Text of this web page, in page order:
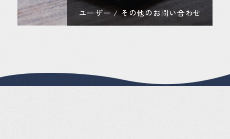
ユーザー / その他のお問い合わせ